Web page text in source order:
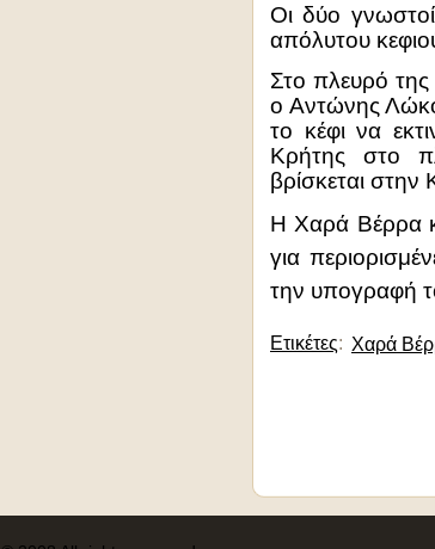
Οι δύο γνωστοί
απόλυτου
Στο πλευρό
ο Αντώνης
το κέφι να
Κρήτης στο
βρίσκεται στην
Η Χαρά Βέρρα
για
την υπογραφή
Ετικέτες: Χαρά